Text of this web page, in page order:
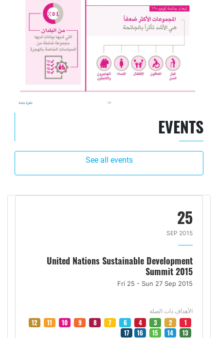
EVENTS
See all events
25
SEP 2015
United Nations Sustainable Development
Summit 2015
Fri 25 - Sun 27 Sep 2015
الأهداف ذات الصلة
2
3
4
6
8
9
10
11
12
13
14
15
16
17